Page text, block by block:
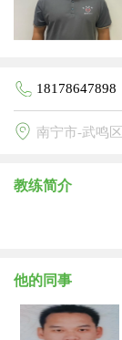
18178647898
南宁市-武鸣
教练简介
他的同事